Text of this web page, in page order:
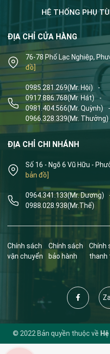
HỆ THỐNG PHỤ
ĐỊA CHỈ CỬA HÀNG
76-78 Phố Lạc Nghiệp,
đồ]
0985.281.269(Mr. Hội) -
0917.886.768(Mr. Hát) -
0981.404.566(Mr. Quỳnh) -
0966.328.339(Mr. Thưởng)
ĐỊA CHỈ CHI NHÁNH
Số 16 - Ngõ 6 Vũ Hữu -
bản đồ]
0964.341.133(Mr. Dương)
0988.028.938(Mr.Thế)
Chính sách
vận chuyển
Chính sách
bảo hành
Chính
thanh
© 2022 Bản quyền thuộc về